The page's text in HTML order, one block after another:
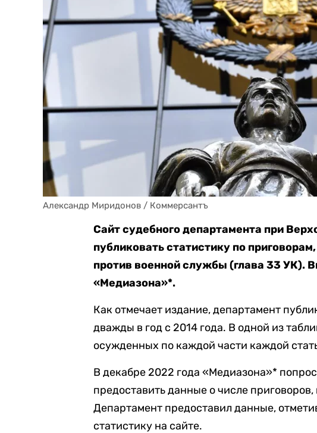
Александр Миридонов / Коммерсантъ
Сайт судебного департамента при
публиковать статистику по
против военной службы (глава 33 УК).
«Медиазона»*.
Как отмечает издание, департамент
дважды в год с 2014 года. В одной из
осужденных по каждой части каждой
В декабре 2022 года «Медиазона»*
предоставить данные о числе
Департамент предоставил данные,
статистику на сайте.